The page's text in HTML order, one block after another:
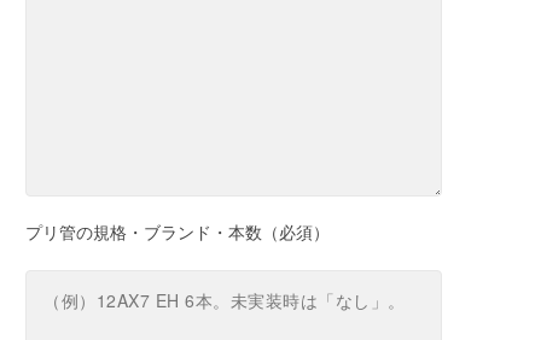
プリ管の規格・ブランド・本数（必須）